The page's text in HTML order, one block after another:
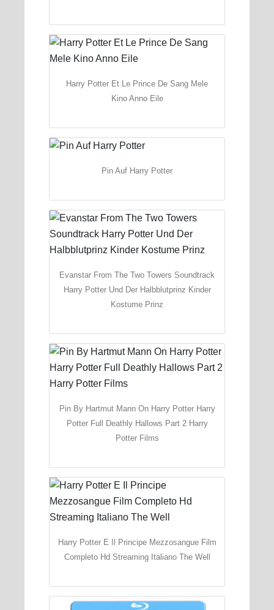
Harry Potter Et Le Prince De Sang Mele
Kino Anno Eile
Pin Auf Harry Potter
Evanstar From The Two Towers Soundtrack
Harry Potter Und Der Halbblutprinz Kinder
Kostume Prinz
Pin By Hartmut Mann On Harry Potter Harry
Potter Full Deathly Hallows Part 2 Harry
Potter Films
Harry Potter E Il Principe Mezzosangue Film
Completo Hd Streaming Italiano The Well